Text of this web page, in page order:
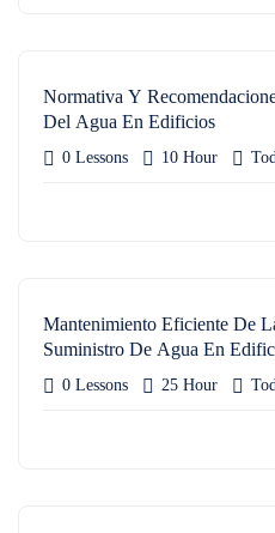
Normativa Y
Del Agua En Edificios
0 Lessons 10 Hour
Mantenimiento Eficiente De
Suministro De Agua En
0 Lessons 25 Hour